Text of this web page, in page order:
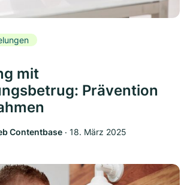
mit
Prävention
Contentbase ‧ 18. März 2025